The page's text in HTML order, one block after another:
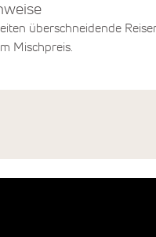
überschneidende
Mischpreis.